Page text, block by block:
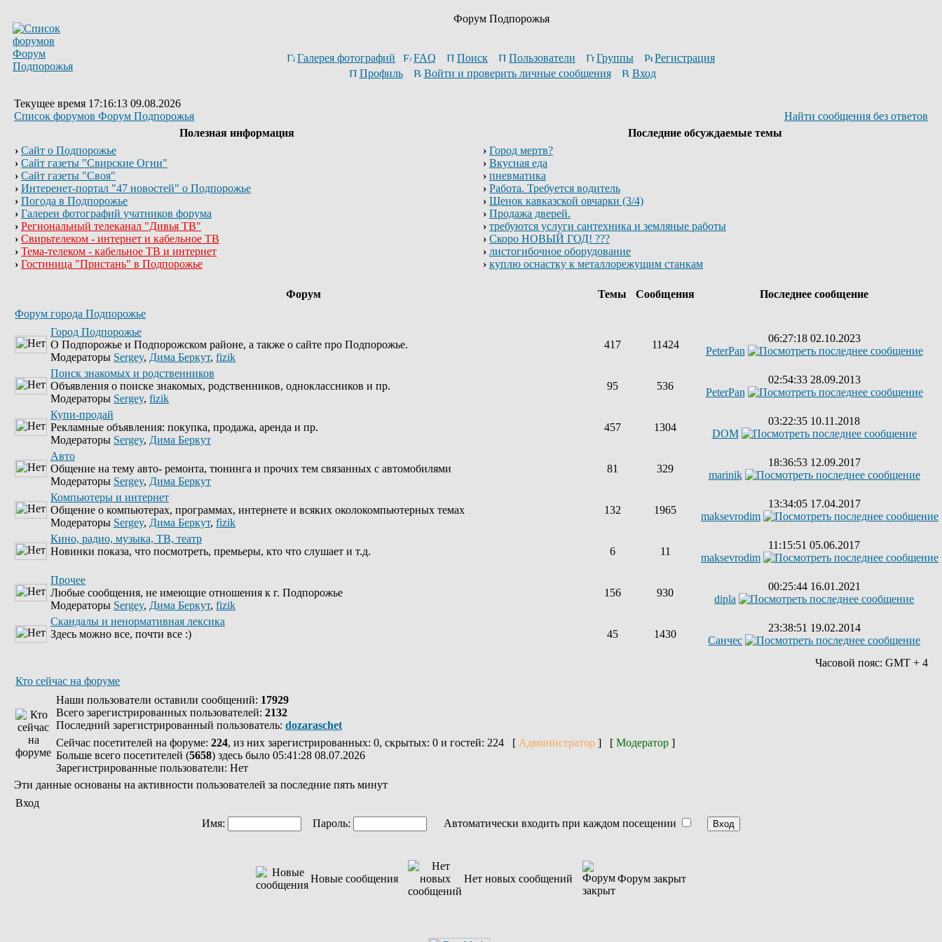
Форум Подпорожья
Галерея фотографий FAQ Поиск Пользователи Группы
Регистрация
Профиль
Войти и проверить личные сообщения Вход
Текущее время 17:16:13 09.08.2026
Список форумов Форум Подпорожья
Найти сообщения без ответов
Полезная информация
› Сайт о Подпорожье
› Сайт газеты "Свирские Огни"
› Сайт газеты "Своя"
› Интеренет-портал "47 новостей" о Подпорожье
› Погода в Подпорожье
› Галереи фотографий учатников форума
› Региональный телеканал "Дивья ТВ"
› Свирьтелеком - интернет и кабельное ТВ
› Тема-телеком - кабельное ТВ и интернет
› Гостиница "Пристань" в Подпорожье
Последние обсуждаемые темы
› Город мертв?
› Вкусная еда
› пневматика
› Работа. Требуется водитель
› Щенок кавказской овчарки (3/4)
› Продажа дверей.
› требуются услуги сантехника и земляные работы
› Скоро НОВЫЙ ГОД! ???
› листогибочное оборудование
› куплю оснастку к металлорежущим станкам
Форум Темы Сообщения
Последнее сообщение
Форум города Подпорожье
Город Подпорожье
О Подпорожье и Подпорожском районе, а также о сайте про Подпорожье.
Модераторы Sergey, Дима Беркут, fizik
417 11424
06:27:18 02.10.2023
PeterPan
Поиск знакомых и родственников
Объявления о поиске знакомых, родственников, одноклассников и пр.
Модераторы Sergey, fizik
95 536
02:54:33 28.09.2013
PeterPan
Купи-продай
Рекламные объявления: покупка, продажа, аренда и пр.
Модераторы Sergey, Дима Беркут
457 1304
03:22:35 10.11.2018
DOM
Авто
Общение на тему авто- ремонта, тюнинга и прочих тем связанных с автомобилями
Модераторы Sergey, Дима Беркут
81 329
18:36:53 12.09.2017
marinik
Компьютеры и интернет
Общение о компьютерах, программах, интернете и всяких околокомпьютерных темах
Модераторы Sergey, Дима Беркут, fizik
132 1965
13:34:05 17.04.2017
maksevrodim
Кино, радио, музыка, ТВ, театр
Новинки показа, что посмотреть, премьеры, кто что слушает и т.д.
6 11
11:15:51 05.06.2017
maksevrodim
Прочее
Любые сообщения, не имеющие отношения к г. Подпорожье
Модераторы Sergey, Дима Беркут, fizik
156 930
00:25:44 16.01.2021
dipla
Скандалы и ненормативная лексика
Здесь можно все, почти все :)
45 1430
23:38:51 19.02.2014
Санчес
Часовой пояс: GMT + 4
Кто сейчас на форуме
Наши пользователи оставили сообщений: 17929
Всего зарегистрированных пользователей: 2132
Последний зарегистрированный пользователь: dozaraschet
Сейчас посетителей на форуме: 224, из них зарегистрированных: 0, скрытых: 0 и гостей: 224 [ Администратор ] [ Модератор ]
Больше всего посетителей (5658) здесь было 05:41:28 08.07.2026
Зарегистрированные пользователи: Нет
Эти данные основаны на активности пользователей за последние пять минут
Вход
Имя:
Пароль: Автоматически входить при каждом посещении
Новые сообщения Нет новых сообщений Форум закрыт